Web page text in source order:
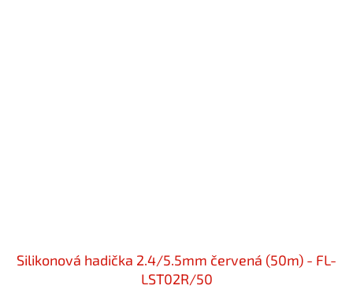
Silikonová hadička 2.4/5.5mm červená (50m) - FL-
LST02R/50